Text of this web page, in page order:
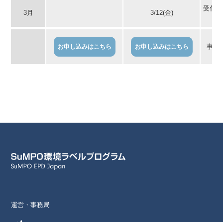
3月 3/12(金)
受付
お申し込みはこちら お申し込みはこちら 事務
運営・事務局